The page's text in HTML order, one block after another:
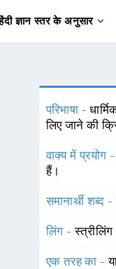
ज्ञान स्तर के अनुसार
परिभाषा -
लिए जाने की
वाक्य में प्रयोग
हैं।
समानार्थी शब्द -
लिंग -स्त्रीलिंग
एक तरह का -